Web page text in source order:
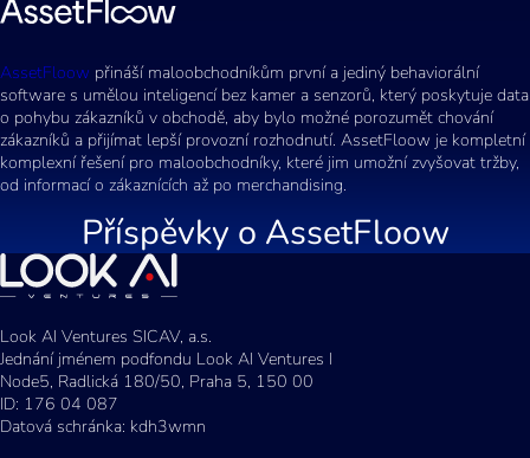
AssetFloow přináší maloobchodníkům první a jediný behaviorální
software s umělou inteligencí bez kamer a senzorů, který poskytuje data
o pohybu zákazníků v obchodě, aby bylo možné porozumět chování
zákazníků a přijímat lepší provozní rozhodnutí. AssetFloow je kompletní
komplexní řešení pro maloobchodníky, které jim umožní zvyšovat tržby,
od informací o zákaznících až po merchandising.
Příspěvky o AssetFloow
Look AI Ventures SICAV, a.s.
Jednání jménem podfondu Look AI Ventures I
Node5, Radlická 180/50, Praha 5, 150 00
ID: 176 04 087
Datová schránka: kdh3wmn